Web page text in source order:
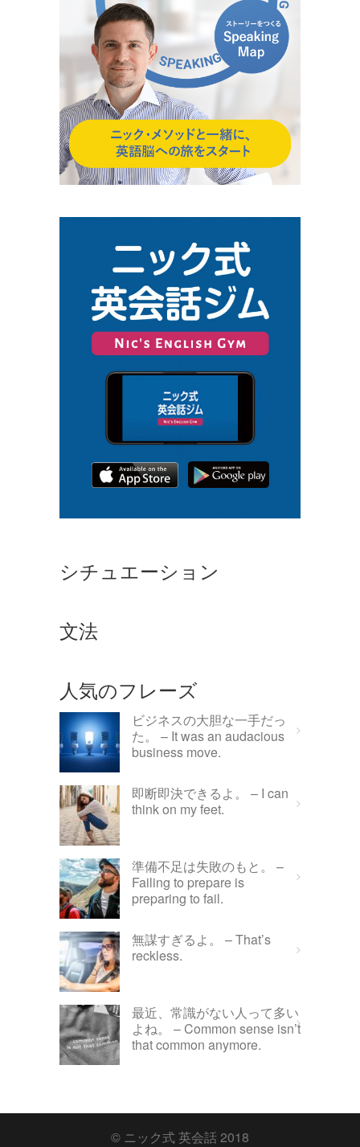
シチュエーション
文法
人気のフレーズ
ビジネスの大胆な一手だっ
た。 – It was an audacious
business move.
即断即決できるよ。 – I can
think on my feet.
準備不足は失敗のもと。 –
Failing to prepare is
preparing to fail.
無謀すぎるよ。 – That’s
reckless.
最近、常識がない人って多い
よね。 – Common sense isn’t
that common anymore.
© ニック式 英会話 2018